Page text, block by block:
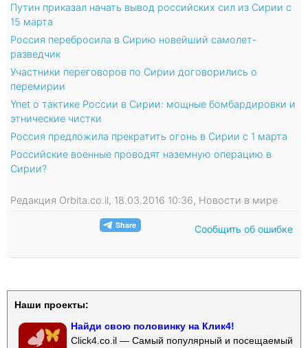
Путин приказал начать вывод российских сил из Сирии с
15 марта
Россия перебросила в Сирию новейший самолет-
разведчик
Участники переговоров по Сирии договорились о
перемирии
Ynet о тактике России в Сирии: мощные бомбардировки и
этнические чистки
Россия предложила прекратить огонь в Сирии с 1 марта
Российские военные проводят наземную операцию в
Сирии?
Редакция Orbita.co.il, 18.03.2016 10:36, Новости в мире
Сообщить об ошибке
Наши проекты:
Найди свою половинку на Клик4!
Click4.co.il — Самый популярный и посещаемый